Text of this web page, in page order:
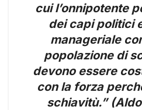
cui l’onnipotente
dei capi politici
manageriale
popolazione di
devono essere
con la forza
schiavitù.”